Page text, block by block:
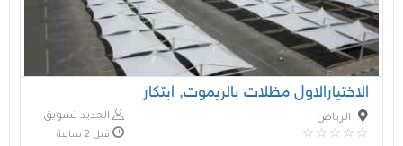
الاختيارالاول مظلات بالريموت, ابتكار
الجديد تسويق الرياض
قبل 2 ساعة